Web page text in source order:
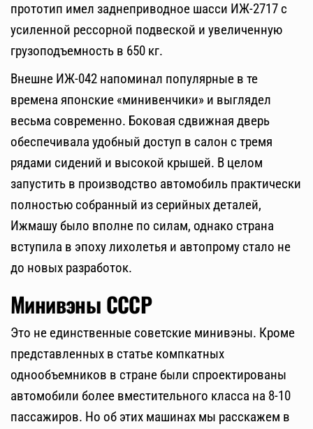
прототип имел заднеприводное шасси ИЖ-2717 с
усиленной рессорной подвеской и увеличенную
грузоподъемность в 650 кг.
Внешне ИЖ-042 напоминал популярные в те
времена японские «минивенчики» и выглядел
весьма современно. Боковая сдвижная дверь
обеспечивала удобный доступ в салон с тремя
рядами сидений и высокой крышей. В целом
запустить в производство автомобиль практически
полностью собранный из серийных деталей,
Ижмашу было вполне по силам, однако страна
вступила в эпоху лихолетья и автопрому стало не
до новых разработок.
Минивэны СССР
Это не единственные советские минивэны. Кроме
представленных в статье компкатных
однообъемников в стране были спроектированы
автомобили более вместительного класса на 8-10
пассажиров. Но об этих машинах мы расскажем в